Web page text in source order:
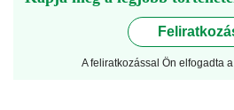
A feliratkozással Ön elfogadta a